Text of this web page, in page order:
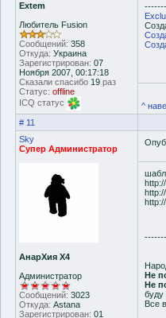
Extem
Любитель Fusion
Сообщений: 358
Откуда: Украина
Зарегистрирован: 07
Ноября 2007, 00:17:18
Сказали спасибо 19раз
Статус: offline
ICQ статус
^
# 11
Sky
Супер Администратор
АнарХия Х4
Администратор
Сообщений: 3023
Откуда: Astana
Зарегистрирован: 01
Не
Не
буду
Все